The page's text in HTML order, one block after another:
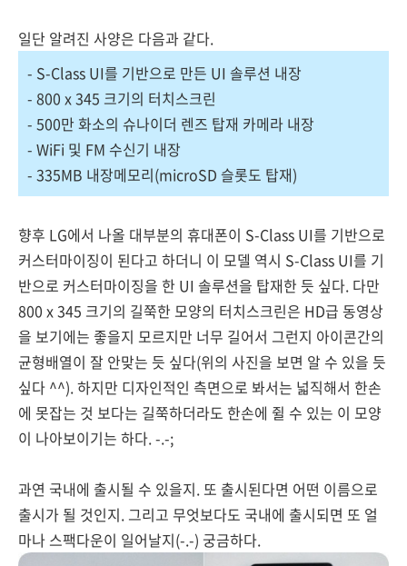
일단 알려진 사양은 다음과 같다.
- S-Class UI를 기반으로 만든 UI 솔루션 내장
- 800 x 345 크기의 터치스크린
- 500만 화소의 슈나이더 렌즈 탑재 카메라 내장
- WiFi 및 FM 수신기 내장
- 335MB 내장메모리(microSD 슬롯도 탑재)
향후 LG에서 나올 대부분의 휴대폰이 S-Class UI를 기반으로
커스터마이징이 된다고 하더니 이 모델 역시 S-Class UI를 기
반으로 커스터마이징을 한 UI 솔루션을 탑재한 듯 싶다. 다만
800 x 345 크기의 길쭉한 모양의 터치스크린은 HD급 동영상
을 보기에는 좋을지 모르지만 너무 길어서 그런지 아이콘간의
균형배열이 잘 안맞는 듯 싶다(위의 사진을 보면 알 수 있을 듯
싶다 ^^). 하지만 디자인적인 측면으로 봐서는 넓직해서 한손
에 못잡는 것 보다는 길쭉하더라도 한손에 쥘 수 있는 이 모양
이 나아보이기는 하다. -.-;
과연 국내에 출시될 수 있을지. 또 출시된다면 어떤 이름으로
출시가 될 것인지. 그리고 무엇보다도 국내에 출시되면 또 얼
마나 스팩다운이 일어날지(-.-) 궁금하다.